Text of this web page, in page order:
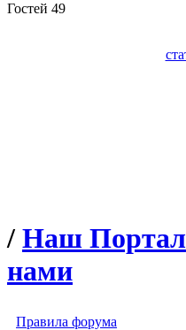
Гостей 49
/ Наш Портал
нами
Правила форума